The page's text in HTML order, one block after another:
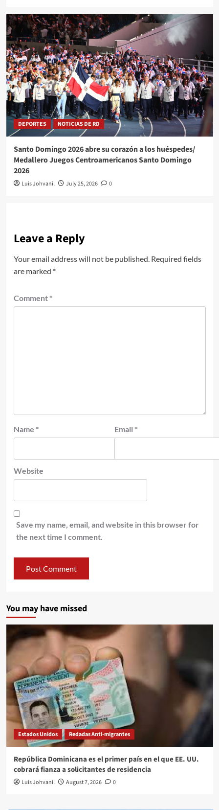
DEPORTES NOTICIAS DE RD
Santo Domingo 2026 abre su corazón a los huéspedes/
Medallero Juegos Centroamericanos Santo Domingo
2026
Luis Johvanil July 25, 2026 0
Leave a Reply
Your email address will not be published. Required fields
are marked *
Comment *
Name * Email *
Website
Save my name, email, and website in this browser for
the next time I comment.
You may have missed
Estados Unidos Redadas Anti-migrantes
República Dominicana es el primer país en el que EE. UU.
cobrará fianza a solicitantes de residencia
Luis Johvanil August 7, 2026 0